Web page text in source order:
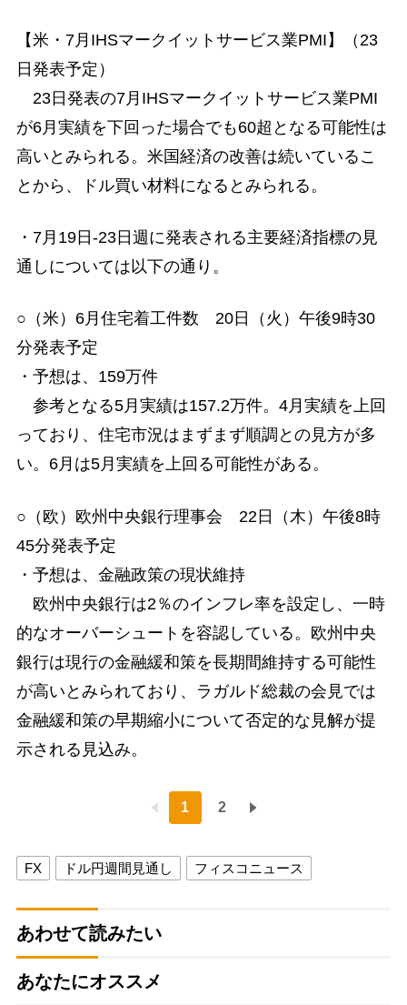
【米・7月IHSマークイットサービス業PMI】（23
日発表予定）
23日発表の7月IHSマークイットサービス業PMI
が6月実績を下回った場合でも60超となる可能性は
高いとみられる。米国経済の改善は続いているこ
とから、ドル買い材料になるとみられる。
・7月19日-23日週に発表される主要経済指標の見
通しについては以下の通り。
○（米）6月住宅着工件数 20日（火）午後9時30
分発表予定
・予想は、159万件
参考となる5月実績は157.2万件。4月実績を上回
っており、住宅市況はまずまず順調との見方が多
い。6月は5月実績を上回る可能性がある。
○（欧）欧州中央銀行理事会 22日（木）午後8時
45分発表予定
・予想は、金融政策の現状維持
欧州中央銀行は2％のインフレ率を設定し、一時
的なオーバーシュートを容認している。欧州中央
銀行は現行の金融緩和策を長期間維持する可能性
が高いとみられており、ラガルド総裁の会見では
金融緩和策の早期縮小について否定的な見解が提
示される見込み。
1 2
FX ドル円週間見通し フィスコニュース
あわせて読みたい
あなたにオススメ